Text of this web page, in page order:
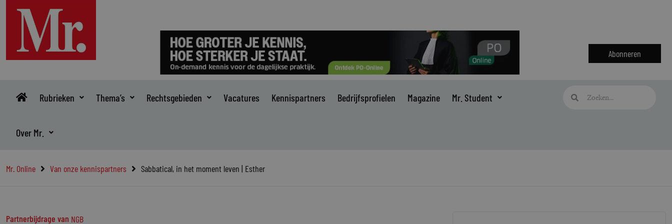
inhoud
Abonneren
Rubrieken Thema’s Rechtsgebieden Vacatures Kennispartners Bedrijfsprofielen Magazine Mr. Student
Over Mr.
Zoeken
Mr. Online Van onze kennispartners Sabbatical, in het moment leven | Esther
Partnerbijdrage van NGB